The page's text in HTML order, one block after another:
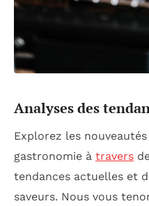
Analyses des
Explorez les
gastronomie à travers
tendances actuelles et
saveurs. Nous vous